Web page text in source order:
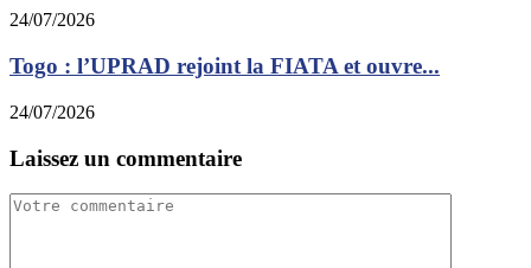
24/07/2026
Togo : l’UPRAD rejoint la FIATA et ouvre...
24/07/2026
Laissez un commentaire